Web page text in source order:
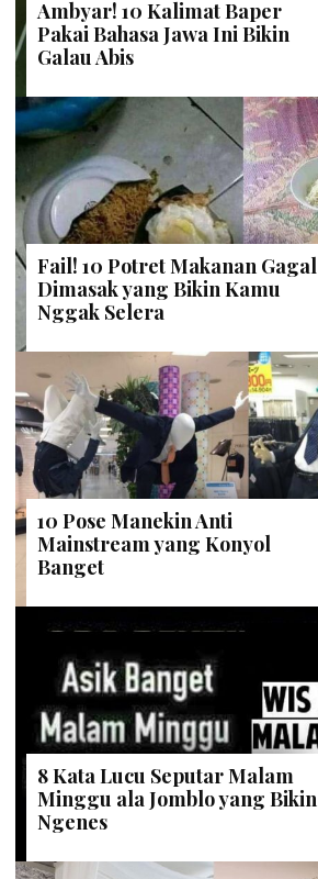
Ambyar! 10 Kalimat Baper
Pakai Bahasa Jawa Ini Bikin
Galau Abis
Fail! 10 Potret Makanan Gagal
Dimasak yang Bikin Kamu
Nggak Selera
10 Pose Manekin Anti
Mainstream yang Konyol
Banget
8 Kata Lucu Seputar Malam
Minggu ala Jomblo yang Bikin
Ngenes